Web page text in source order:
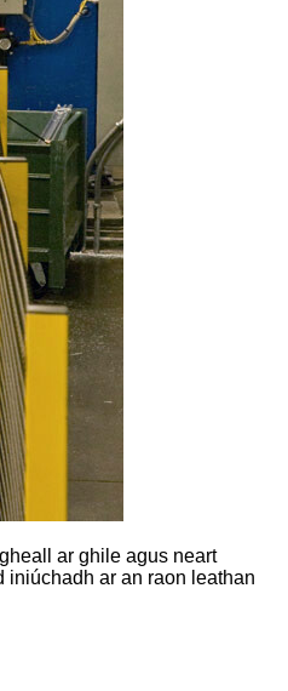
ar ghile agus neart
iniúchadh ar an raon leathan